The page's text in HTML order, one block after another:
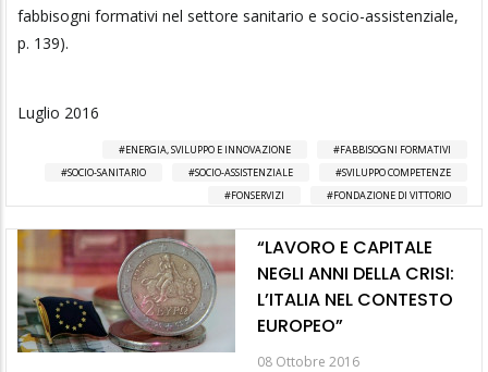
fabbisogni formativi nel settore sanitario e socio-assistenziale,
p. 139).
Luglio 2016
ENERGIA, SVILUPPO E INNOVAZIONE
FABBISOGNI FORMATIVI
SOCIO-SANITARIO
SOCIO-ASSISTENZIALE
SVILUPPO COMPETENZE
FONSERVIZI
FONDAZIONE DI VITTORIO
“LAVORO E CAPITALE
NEGLI ANNI DELLA CRISI:
L’ITALIA NEL CONTESTO
EUROPEO”
08 Ottobre 2016